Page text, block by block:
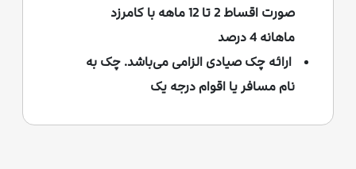
صورت اقساط 2 تا 12 ماهه با کامرزد
ماهانه 4 درصد
ارائه چک صیادی الزامی می‌باشد. چک به
نام مسافر یا اقوام درجه یک